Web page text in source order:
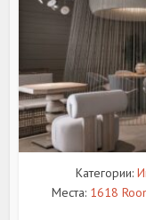
Категории:
Места: 1618